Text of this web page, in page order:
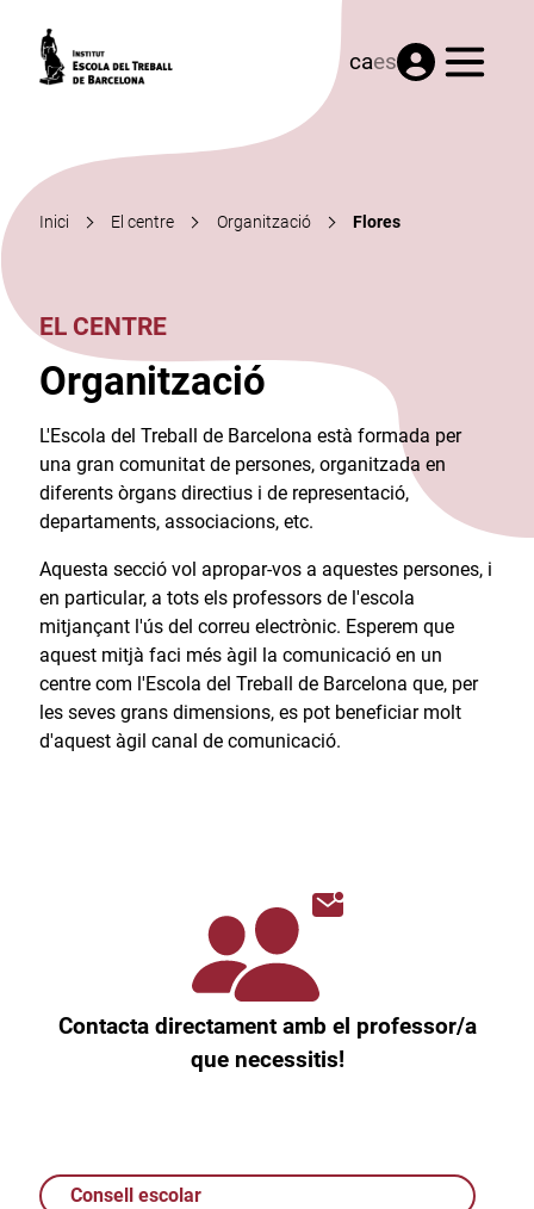
caes Menú
Inici El centre Organització Flores
EL CENTRE
Organització
L'Escola del Treball de Barcelona està formada per
una gran comunitat de persones, organitzada en
diferents òrgans directius i de representació,
departaments, associacions, etc.​
Aquesta secció vol apropar-vos a aquestes persones, i
en particular, a tots els professors de l'escola
mitjançant l'ús del correu electrònic. Esperem que
aquest mitjà faci més àgil la comunicació en un
centre com l'Escola del Treball de Barcelona que, per
les seves grans dimensions, es pot beneficiar molt
d'aquest àgil canal de comunicació.​
Contacta directament amb el professor/a
que necessitis!
Consell escolar